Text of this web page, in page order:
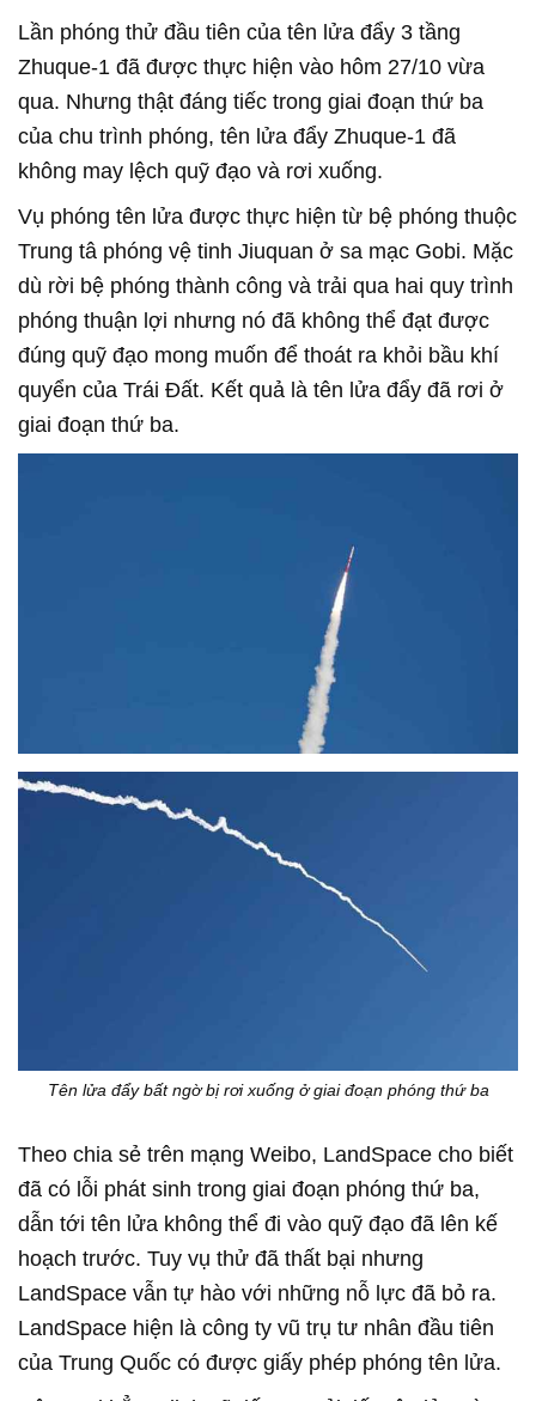
Lần phóng thử đầu tiên của tên lửa đẩy 3 tầng
Zhuque-1 đã được thực hiện vào hôm 27/10 vừa
qua. Nhưng thật đáng tiếc trong giai đoạn thứ ba
của chu trình phóng, tên lửa đẩy Zhuque-1 đã
không may lệch quỹ đạo và rơi xuống.
Vụ phóng tên lửa được thực hiện từ bệ phóng thuộc
Trung tâ phóng vệ tinh Jiuquan ở sa mạc Gobi. Mặc
dù rời bệ phóng thành công và trải qua hai quy trình
phóng thuận lợi nhưng nó đã không thể đạt được
đúng quỹ đạo mong muốn để thoát ra khỏi bầu khí
quyển của Trái Đất. Kết quả là tên lửa đẩy đã rơi ở
giai đoạn thứ ba.
Tên lửa đẩy bất ngờ bị rơi xuống ở giai đoạn phóng thứ ba
Theo chia sẻ trên mạng Weibo, LandSpace cho biết
đã có lỗi phát sinh trong giai đoạn phóng thứ ba,
dẫn tới tên lửa không thể đi vào quỹ đạo đã lên kế
hoạch trước. Tuy vụ thử đã thất bại nhưng
LandSpace vẫn tự hào với những nỗ lực đã bỏ ra.
LandSpace hiện là công ty vũ trụ tư nhân đầu tiên
của Trung Quốc có được giấy phép phóng tên lửa.